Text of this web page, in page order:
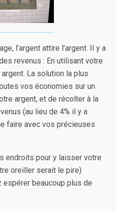
l’argent attire l’argent. Il y a
revenus : En utilisant votre
La solution la plus
vos économies sur un
argent, et de récolter à la
(au lieu de 4% il y a
faire avec vos précieuses
endroits pour y laisser votre
oreiller serait le pire)
espérer beaucoup plus de